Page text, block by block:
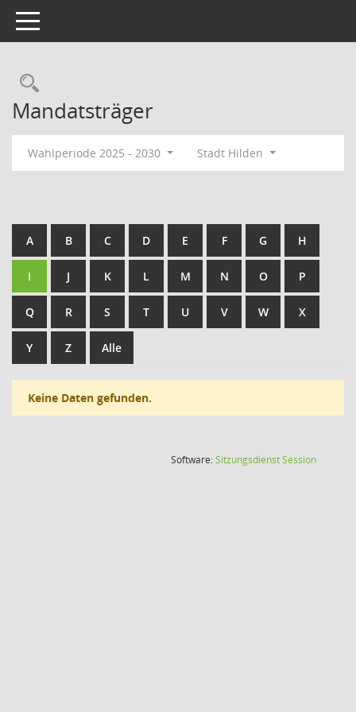
Toggle navigation
Rechercheauswahl
Mandatsträger
Wahlperiode 2025 - 2030 Stadt Hilden
A B C D E F G H
I J K L M N O P
Q R S T U V W X
Y Z Alle
Keine Daten gefunden.
Software:SitzungsdienstSession(Wird in